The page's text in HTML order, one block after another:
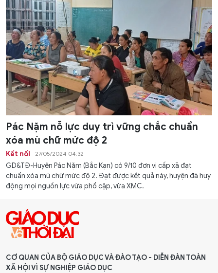
Pác Nặm nỗ lực duy trì vững chắc chuẩn
xóa mù chữ mức độ 2
Kết nối 27/05/2024 04:32
GD&TĐ-Huyện Pác Nặm (Bắc Kạn) có 9/10 đơn vị cấp xã đạt
chuẩn xóa mù chữ mức độ 2. Đạt được kết quả này, huyện đã huy
động mọi nguồn lực vừa phổ cập, vừa XMC.
CƠ QUAN CỦA BỘ GIÁO DỤC VÀ ĐÀO TẠO - DIỄN ĐÀN TOÀN
XÃ HỘI VÌ SỰ NGHIỆP GIÁO DỤC